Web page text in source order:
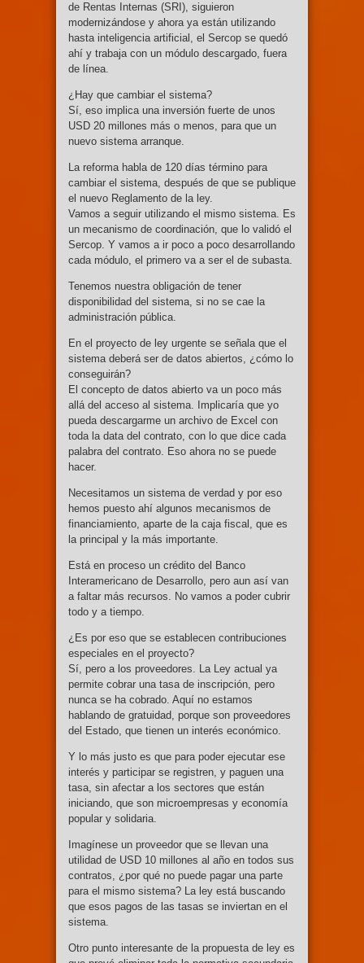
de Rentas Internas (SRI), siguieron
modernizándose y ahora ya están utilizando
hasta inteligencia artificial, el Sercop se quedó
ahí y trabaja con un módulo descargado, fuera
de línea.
¿Hay que cambiar el sistema?
Sí, eso implica una inversión fuerte de unos
USD 20 millones más o menos, para que un
nuevo sistema arranque.
La reforma habla de 120 días término para
cambiar el sistema, después de que se publique
el nuevo Reglamento de la ley.
Vamos a seguir utilizando el mismo sistema. Es
un mecanismo de coordinación, que lo validó el
Sercop. Y vamos a ir poco a poco desarrollando
cada módulo, el primero va a ser el de subasta.
Tenemos nuestra obligación de tener
disponibilidad del sistema, si no se cae la
administración pública.
En el proyecto de ley urgente se señala que el
sistema deberá ser de datos abiertos, ¿cómo lo
conseguirán?
El concepto de datos abierto va un poco más
allá del acceso al sistema. Implicaría que yo
pueda descargarme un archivo de Excel con
toda la data del contrato, con lo que dice cada
palabra del contrato. Eso ahora no se puede
hacer.
Necesitamos un sistema de verdad y por eso
hemos puesto ahí algunos mecanismos de
financiamiento, aparte de la caja fiscal, que es
la principal y la más importante.
Está en proceso un crédito del Banco
Interamericano de Desarrollo, pero aun así van
a faltar más recursos. No vamos a poder cubrir
todo y a tiempo.
¿Es por eso que se establecen contribuciones
especiales en el proyecto?
Sí, pero a los proveedores. La Ley actual ya
permite cobrar una tasa de inscripción, pero
nunca se ha cobrado. Aquí no estamos
hablando de gratuidad, porque son proveedores
del Estado, que tienen un interés económico.
Y lo más justo es que para poder ejecutar ese
interés y participar se registren, y paguen una
tasa, sin afectar a los sectores que están
iniciando, que son microempresas y economía
popular y solidaria.
Imagínese un proveedor que se llevan una
utilidad de USD 10 millones al año en todos sus
contratos, ¿por qué no puede pagar una parte
para el mismo sistema? La ley está buscando
que esos pagos de las tasas se inviertan en el
sistema.
Otro punto interesante de la propuesta de ley es